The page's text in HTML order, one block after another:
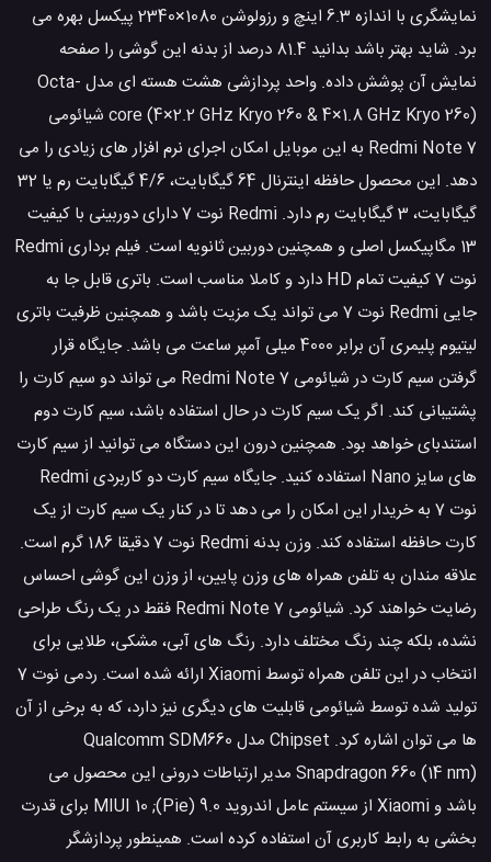
نمایشگری با اندازه 6.3 اینچ و رزولوشن 1080×2340 پیکسل بهره می
برد. شاید بهتر باشد بدانید 81.4 درصد از بدنه این گوشی را صفحه
نمایش آن پوشش داده. واحد پردازشی هشت هسته ای مدل Octa-
core (4×2.2 GHz Kryo 260 & 4×1.8 GHz Kryo 260) شیائومی
Redmi Note 7 به این موبایل امکان اجرای نرم افزار های زیادی را می
دهد. این محصول حافظه اینترنال 64 گیگابایت، 4/6 گیگابایت رم یا 32
گیگابایت، 3 گیگابایت رم دارد. Redmi نوت 7 دارای دوربینی با کیفیت
13 مگاپیکسل اصلی و همچنین دوربین ثانویه است. فیلم برداری Redmi
نوت 7 کیفیت تمام HD دارد و کاملا مناسب است. باتری قابل جا به
جایی Redmi نوت 7 می تواند یک مزیت باشد و همچنین ظرفیت باتری
لیتیوم پلیمری آن برابر 4000 میلی آمپر ساعت می باشد. جایگاه قرار
گرفتن سیم کارت در شیائومی Redmi Note 7 می تواند دو سیم کارت را
پشتیبانی کند. اگر یک سیم کارت در حال استفاده باشد، سیم کارت دوم
استندبای خواهد بود. همچنین درون این دستگاه می توانید از سیم کارت
های سایز Nano استفاده کنید. جایگاه سیم کارت دو کاربردی Redmi
نوت 7 به خریدار این امکان را می دهد تا در کنار یک سیم کارت از یک
کارت حافظه استفاده کند. وزن بدنه Redmi نوت 7 دقیقا 186 گرم است.
علاقه مندان به تلفن همراه های وزن پایین، از وزن این گوشی احساس
رضایت خواهند کرد. شیائومی Redmi Note 7 فقط در یک رنگ طراحی
نشده، بلکه چند رنگ مختلف دارد. رنگ های آبی، مشکی، طلایی برای
انتخاب در این تلفن همراه توسط Xiaomi ارائه شده است. ردمی نوت 7
تولید شده توسط شیائومی قابلیت های دیگری نیز دارد، که به برخی از آن
ها می توان اشاره کرد. Chipset مدل Qualcomm SDM660
Snapdragon 660 (14 nm) مدیر ارتباطات درونی این محصول می
باشد و Xiaomi از سیستم عامل اندروید 9.0 (Pie); MIUI 10 برای قدرت
بخشی به رابط کاربری آن استفاده کرده است. همینطور پردازشگر